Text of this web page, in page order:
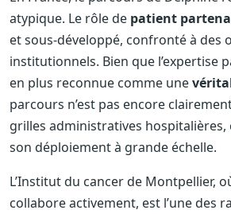
atypique. Le rôle de patient
et sous-développé, confronté à des
institutionnels. Bien que l’expertise
en plus reconnue comme une
parcours n’est pas encore
grilles administratives hospitalières,
son déploiement à grande échelle.
L’Institut du cancer de Montpellier,
collabore activement, est l’une des